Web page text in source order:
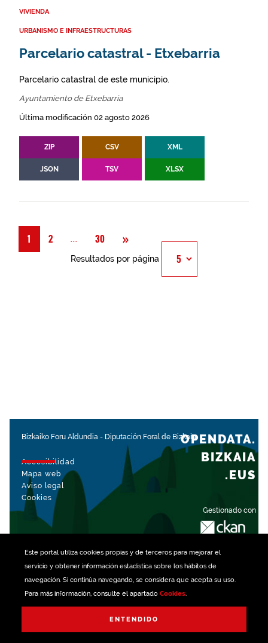
Este portal utiliza cookiespropias y de terceros para mejorar el
servicio y obtener información estadística sobre los hábitos de
navegación. Si continúa navegando, se considera que acepta su uso.
Para más información, consulte el apartado Cookies.
ENTENDIDO
VIVIENDA
URBANISMO E INFRAESTRUCTURAS
Parcelario catastral - Etxebarria
Parcelario catastral de este municipio.
Ayuntamiento de Etxebarria
Última modificación 02 agosto 2026
ZIP CSV XML
JSON TSV XLSX
1 2 Página
... 30 » Siguiente
Resultados por página
Bizkaiko Foru Aldundia - Diputación Foral de Bizkaia
Accesibilidad
Mapa web
Aviso legal
Cookies
Gestionado con
OPENDATA.
BIZKAIA
.EUS